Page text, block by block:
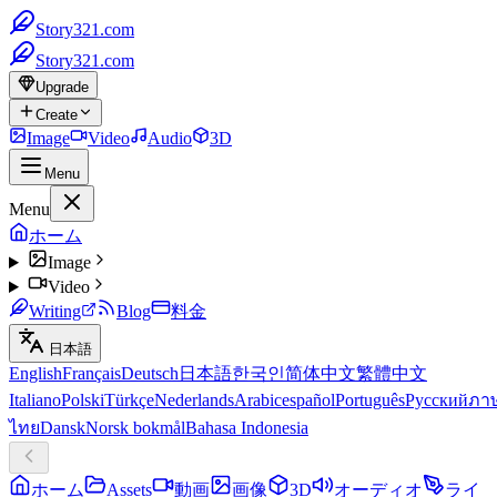
Story321.com
Story321.com
Upgrade
Create
Image Video Audio 3D
Menu
Menu
ホーム
Image
Video
Writing
Blog 料金
日本語
EnglishFrançaisDeutsch 日本語한국인简体中文繁體中文
ItalianoPolskiTürkçeNederlandsArabicespañolPortuguêsРусскийภา
ไทยDanskNorsk bokmålBahasa Indonesia
ホーム Assets 動画 画像 3D オーディオ ライ